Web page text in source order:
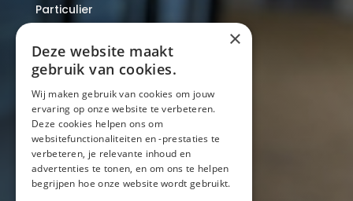
Particulier
Over ons
Blog
Locaties
Mobiele bar
Mobiele bar huren
Bier/wijn/fris bar
Champagnebar
Wijnbar
×
Deze website maakt
gebruik van cookies.
Wij maken gebruik van cookies om jouw
ervaring op onze website te verbeteren.
Deze cookies helpen ons om
websitefunctionaliteiten en -prestaties te
verbeteren, je relevante inhoud en
advertenties te tonen, en om ons te helpen
begrijpen hoe onze website wordt gebruikt.